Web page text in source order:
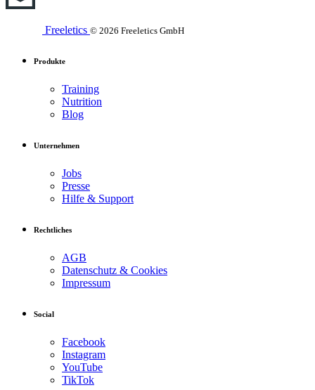
Freeletics © 2026 Freeletics GmbH
Produkte
Training
Nutrition
Blog
Unternehmen
Jobs
Presse
Hilfe & Support
Rechtliches
AGB
Datenschutz & Cookies
Impressum
Social
Facebook
Instagram
YouTube
TikTok